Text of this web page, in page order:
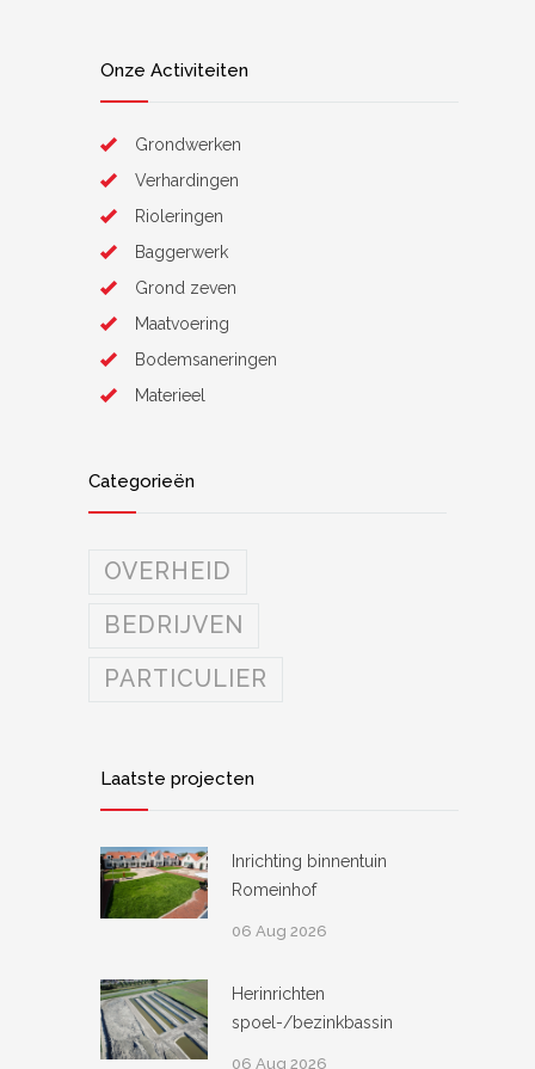
Onze Activiteiten
Grondwerken
Verhardingen
Rioleringen
Baggerwerk
Grond zeven
Maatvoering
Bodemsaneringen
Materieel
Categorieën
OVERHEID
BEDRIJVEN
PARTICULIER
Laatste projecten
Inrichting binnentuin
Romeinhof
06 Aug 2026
Herinrichten
spoel-/bezinkbassin
06 Aug 2026